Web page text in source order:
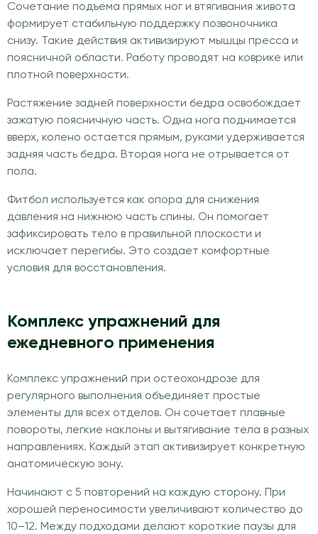
Сочетание подъема прямых ног и втягивания живота
формирует стабильную поддержку позвоночника
снизу. Такие действия активизируют мышцы пресса и
поясничной области. Работу проводят на коврике или
плотной поверхности.
Растяжение задней поверхности бедра освобождает
зажатую поясничную часть. Одна нога поднимается
вверх, колено остается прямым, руками удерживается
задняя часть бедра. Вторая нога не отрывается от
пола.
Фитбол используется как опора для снижения
давления на нижнюю часть спины. Он помогает
зафиксировать тело в правильной плоскости и
исключает перегибы. Это создает комфортные
условия для восстановления.
Комплекс упражнений для
ежедневного применения
Комплекс упражнений при остеохондрозе для
регулярного выполнения объединяет простые
элементы для всех отделов. Он сочетает плавные
повороты, легкие наклоны и вытягивание тела в разных
направлениях. Каждый этап активизирует конкретную
анатомическую зону.
Начинают с 5 повторений на каждую сторону. При
хорошей переносимости увеличивают количество до
10–12. Между подходами делают короткие паузы для